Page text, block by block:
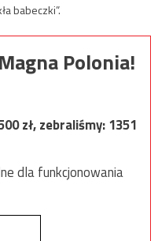
babeczki”.
Polonia!
zł, zebraliśmy:1351
dla funkcjonowania